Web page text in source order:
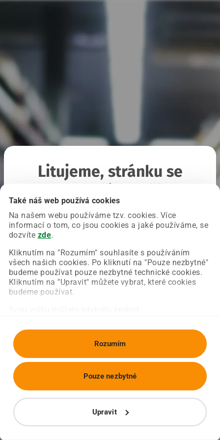
Také náš web používá cookies
Na našem webu používáme tzv. cookies. Více
informací o tom, co jsou cookies a jaké používáme, se
dozvíte zde.
Kliknutím na "Rozumím" souhlasíte s používáním
všech našich cookies. Po kliknutí na "Pouze nezbytné"
budeme používat pouze nezbytné technické cookies.
Kliknutím na "Upravit" můžete vybrat, které cookies
budeme používat.
Rozumím
Upravit
Pouze nezbytné
Litujeme, stránku se
Chyba nastala na naší straně a už ji opravujeme.
Zkuste prosím znovu načíst požadovanou stránku.
Obnovit stránku Úvodní strana